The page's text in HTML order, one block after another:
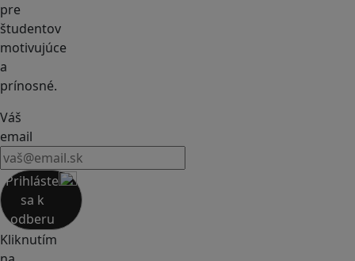
pre
študentov
motivujúce
a
prínosné.
Váš
email
Prihláste
sa k
odberu
Kliknutím